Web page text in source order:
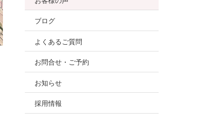
ブログ
よくあるご質問
お問合せ・ご予約
お知らせ
採用情報